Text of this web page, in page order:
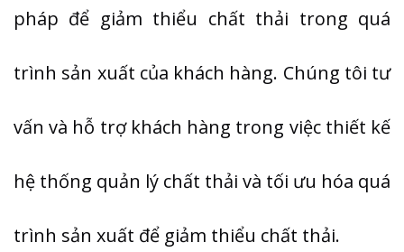
pháp để giảm thiểu chất thải trong quá
trình sản xuất của khách hàng. Chúng tôi tư
vấn và hỗ trợ khách hàng trong việc thiết kế
hệ thống quản lý chất thải và tối ưu hóa quá
trình sản xuất để giảm thiểu chất thải.